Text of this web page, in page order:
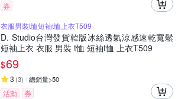
券
衣服男裝t恤短袖t恤上衣T509
D. Studio台灣發貨韓版冰絲透氣涼感速乾寬鬆
短袖上衣 衣服 男裝 t恤 短袖t恤 上衣T509
$69
3 (3) 總銷量>50
活動 券